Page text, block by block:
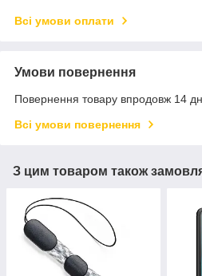
Всі умови оплати
Умови повернення
Повернення товару впродовж 14
Всі умови повернення
З цим товаром також